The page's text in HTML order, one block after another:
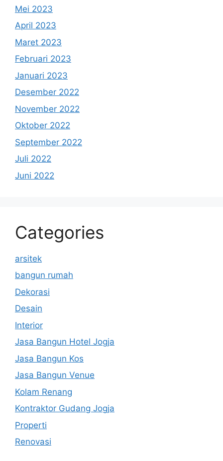
Mei 2023
April 2023
Maret 2023
Februari 2023
Januari 2023
Desember 2022
November 2022
Oktober 2022
September 2022
Juli 2022
Juni 2022
Categories
arsitek
bangun rumah
Dekorasi
Desain
Interior
Jasa Bangun Hotel Jogja
Jasa Bangun Kos
Jasa Bangun Venue
Kolam Renang
Kontraktor Gudang Jogja
Properti
Renovasi